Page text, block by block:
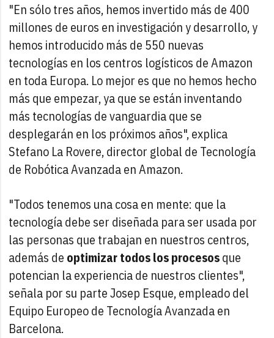
"En sólo tres años, hemos invertido más de 400
millones de euros en investigación y desarrollo, y
hemos introducido más de 550 nuevas
tecnologías en los centros logísticos de Amazon
en toda Europa. Lo mejor es que no hemos hecho
más que empezar, ya que se están inventando
más tecnologías de vanguardia que se
desplegarán en los próximos años", explica
Stefano La Rovere, director global de Tecnología
de Robótica Avanzada en Amazon.
"Todos tenemos una cosa en mente: que la
tecnología debe ser diseñada para ser usada por
las personas que trabajan en nuestros centros,
además de optimizar todos los procesosque
potencian la experiencia de nuestros clientes",
señala por su parte Josep Esque, empleado del
Equipo Europeo de Tecnología Avanzada en
Barcelona.